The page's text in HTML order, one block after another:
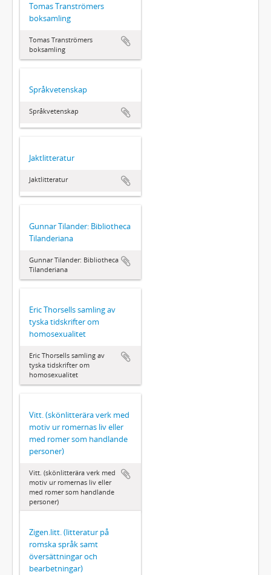
Tomas Tranströmers
boksamling
Tomas Tranströmers
boksamling
Språkvetenskap
Språkvetenskap
Jaktlitteratur
Jaktlitteratur
Gunnar Tilander: Bibliotheca
Tilanderiana
Gunnar Tilander: Bibliotheca
Tilanderiana
Eric Thorsells samling av
tyska tidskrifter om
homosexualitet
Eric Thorsells samling av
tyska tidskrifter om
homosexualitet
Vitt. (skönlitterära verk med
motiv ur romernas liv eller
med romer som handlande
personer)
Vitt. (skönlitterära verk med
motiv ur romernas liv eller
med romer som handlande
personer)
Zigen.litt. (litteratur på
romska språk samt
översättningar och
bearbetningar)